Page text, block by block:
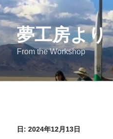
夢工房より
From the Workshop
日: 2024年12月13日